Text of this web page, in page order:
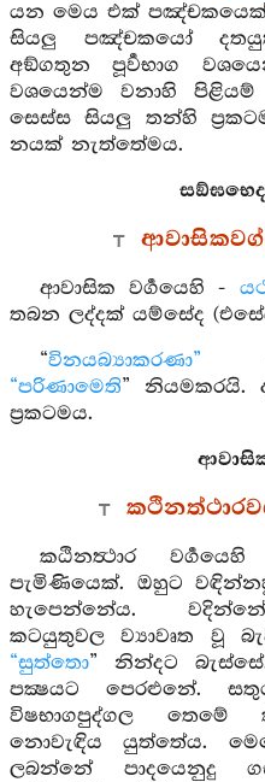
යන මෙය එක්
සියලු පඤ්චකයෝ
අඞ්ගතුන පූර්‍වභාග
වශයෙන්ම වනාහි
සෙස්ස සියලු තන්හි
නයක් නැත්තේමය.
සඞ්ඝභෙද
ආවාසික වර්‍ගයෙහි -
තබන ලද්දක් යම්සේද
“විනයබ්‍යාකරණා”
“පරිණාමෙති” නියමකරයි.
ප්‍රකටමය.
කඨිනත්‍ථාර
පැමිණියෙක්. ඔහුට
හැපෙන්නේය.
කටයුතුවල ව්‍යාවෘත වූ
“සුත්තො” නින්දට
පක්‍ෂයට පෙරළුනේ.
විෂභාගපුද්ගල
නොවැඳිය යුත්තේය.
ලබන්නේ පාදයෙනුදු